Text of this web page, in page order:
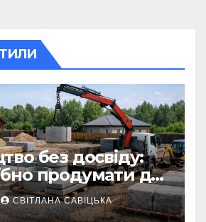
без досвіду:
продумати до
на
СВІТЛАНА САВІЦЬКА